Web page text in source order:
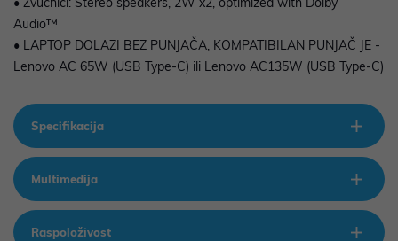
Audio™
• LAPTOP DOLAZI BEZ PUNJAČA, KOMPATIBILAN PUNJAČ JE -
Lenovo AC 65W (USB Type-C) ili Lenovo AC135W (USB Type-C)
Specifikacija
Multimedija
Raspoloživost